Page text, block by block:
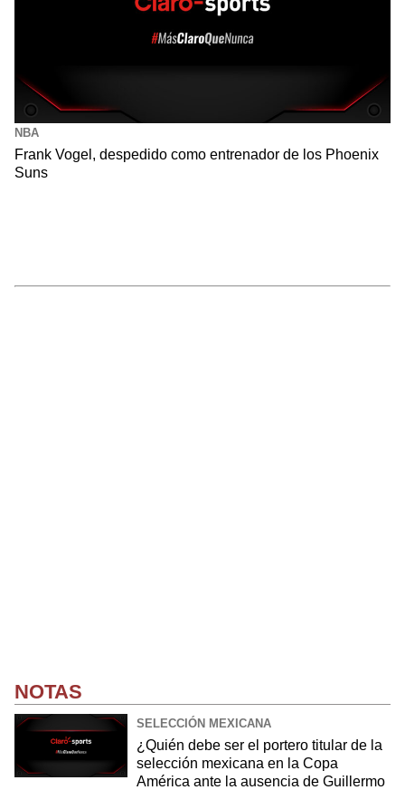
NBA
Frank Vogel, despedido como entrenador de los Phoenix
Suns
NOTAS
SELECCIÓN MEXICANA
¿Quién debe ser el portero titular de la
selección mexicana en la Copa
América ante la ausencia de Guillermo